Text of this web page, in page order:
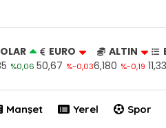
%0,06
EURO
50,67 %-0,03
ALTIN
6,180 %-0,19
Manşet Yerel Spor